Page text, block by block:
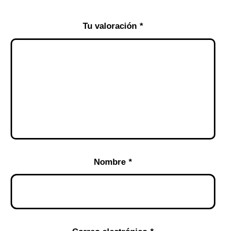
Tu valoración *
Nombre *